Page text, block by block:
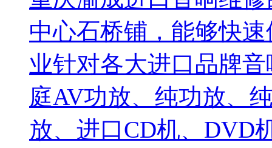
中心石桥铺，能够快
业针对各大进口品牌
庭AV功放、纯功放、
放、进口CD机、DVD